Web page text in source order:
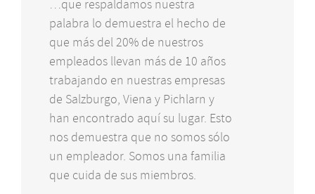
…que respaldamos nuestra
palabra lo demuestra el hecho de
que más del 20% de nuestros
empleados llevan más de 10 años
trabajando en nuestras empresas
de Salzburgo, Viena y Pichlarn y
han encontrado aquí su lugar. Esto
nos demuestra que no somos sólo
un empleador. Somos una familia
que cuida de sus miembros.